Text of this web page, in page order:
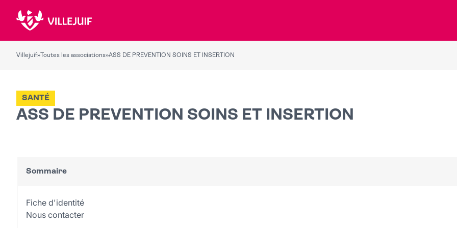
Villejuif» Toutes les associations»ASS DE PREVENTION SOINS ET INSERTION
ASS DE PREVENTION SOINS ET INSERTION
SANTÉ
Sommaire
Fiche d'identité
Nous contacter